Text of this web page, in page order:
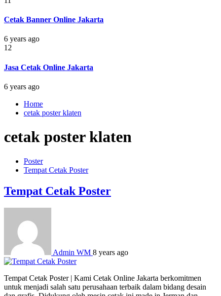
Cetak Banner Online Jakarta
6 years ago
12
Jasa Cetak Online Jakarta
6 years ago
Home
cetak poster klaten
cetak poster klaten
Poster
Tempat Cetak Poster
Tempat Cetak Poster
Admin WM 8 years ago
Tempat Cetak Poster | Kami Cetak Online Jakarta berkomitmen
untuk menjadi salah satu perusahaan terbaik dalam bidang desain